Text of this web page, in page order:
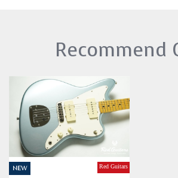
Recommend
NEW Red Guitars